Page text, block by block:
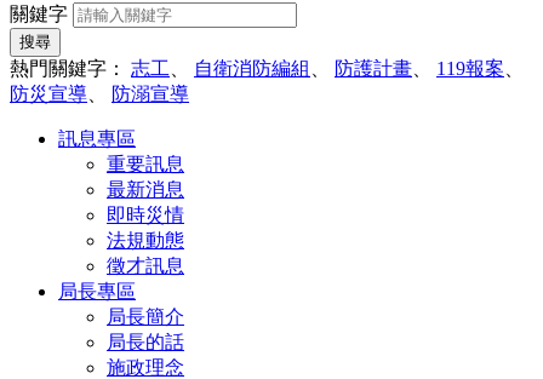
關鍵字
搜尋
熱門關鍵字： 志工 自衛消防編組 防護計畫 119報案
防災宣導
防溺宣導
訊息專區
重要訊息
最新消息
即時災情
法規動態
徵才訊息
局長專區
局長簡介
局長的話
施政理念